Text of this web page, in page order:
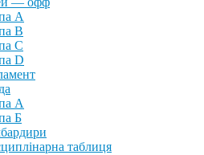
А
B
С
D
А
Б
таблиця